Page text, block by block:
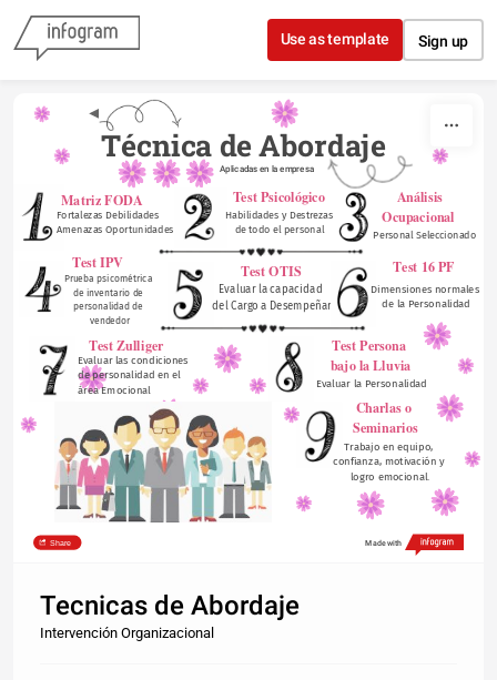
Skip to content
Use as template Sign up
    Técnica de Abordaje
Aplicadas en la empresa
Test Psicológico
Análisis
Ocupacional
Matriz FODA
Fortalezas Debilidades
Amenazas Oportunidades
Habilidades y Destrezas
de todo el personal
Personal Seleccionado
Test IPV Test 16 PF
Test OTIS
Prueba psicométrica
de inventario de
personalidad de
vendedor
Evaluar la capacidad
del Cargo a Desempeñar
Dimensiones normales
de la Personalidad
Test Zulliger Test Persona
bajo la Lluvia
Evaluar las condiciones
de personalidad en el
área Emocional
Evaluar la Personalidad
Charlas o
Seminarios
Trabajo en equipo,
confianza, motivación y
logro emocional.
Share Made with
Tecnicas de Abordaje
Intervención Organizacional